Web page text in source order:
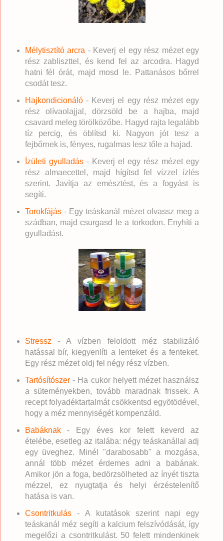
Mélytisztító arcra - Keverj el egy rész mézet egy
rész zabliszttel, és kend fel az arcodra. Hagyd
hatni fél órát, majd mosd le. Pattanásos bőrrel
csodát tesz.
Hajkondicionáló- Keverj el egy rész mézet egy
rész olívaolajjal, dörzsöld be a hajba, majd
csavard meleg törölközőbe. Hagyd rajta legalább
tíz percig, és öblítsd ki. Nagyon jót tesz a
fejbőrnek is, fényes, rugalmas lesz tőle a hajad.
Ízületi gyulladás- Keverj el egy rész mézet egy
rész almaecettel, majd hígítsd fel vízzel ízlés
szerint. Javítja az emésztést, és a fogyást is
segíti.
Torokfájás- Egy teáskanál mézet olvassz meg a
szádban, majd csurgasd le a torkodon. Enyhíti a
gyulladást.
Stressz - A vízben feloldott méz stabilizáló
hatással bír, kiegyenlíti a lenteket és a fenteket.
Egy rész mézet oldj fel négy rész vízben.
Tartósítószer- Ha cukor helyett mézet használsz
a süteményekben, tovább maradnak frissek. A
recept folyadéktartalmát csökkentsd egyötödével,
hogy a méz mennyiségét kompenzáld.
Babáknak- Egy éves kor felett keverd az
ételébe, esetleg az italába: négy teáskanállal adj
egy üveghez. Minél "darabosabb" a mozgása,
annál több mézet érdemes adni a babának.
Amikor jön a foga, bedörzsölheted az ínyét tiszta
mézzel, ez nyugtatja és helyi érzéstelenítő
hatása is van.
Csontritkulás- A kutatások szerint napi egy
teáskanál méz segíti a kalcium felszívódását, így
megelőzi a csontritkulást. 50 felett mindenkinek